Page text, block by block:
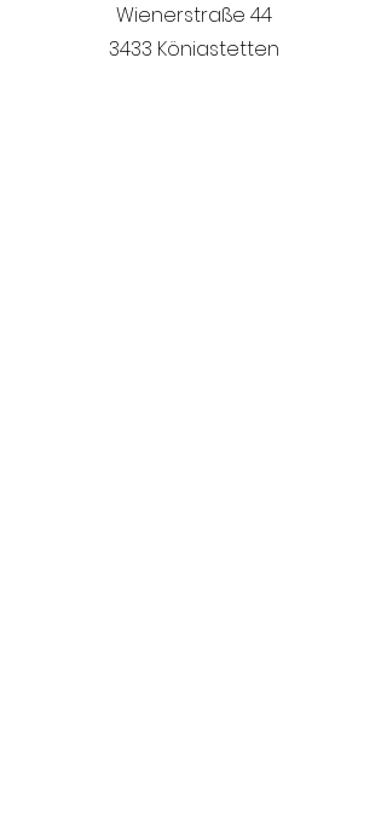
Wienerstraße 44
3433 Königstetten